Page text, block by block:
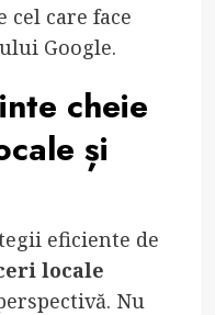
cel care face
Google.
cheie
și
eficiente de
locale
Nu